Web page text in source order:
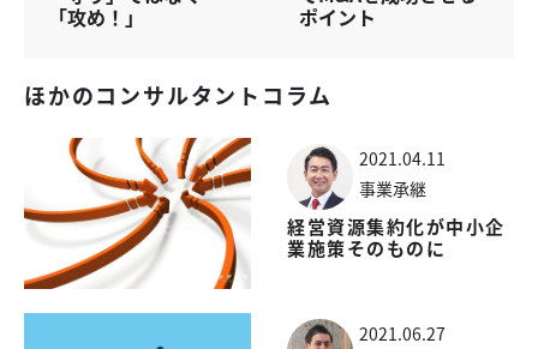
「攻め！」 ポイント
ほかのコンサルタントコラム
2021.04.11
事業承継
経営資源集約化が中小企
業施策そのものに
2021.06.27